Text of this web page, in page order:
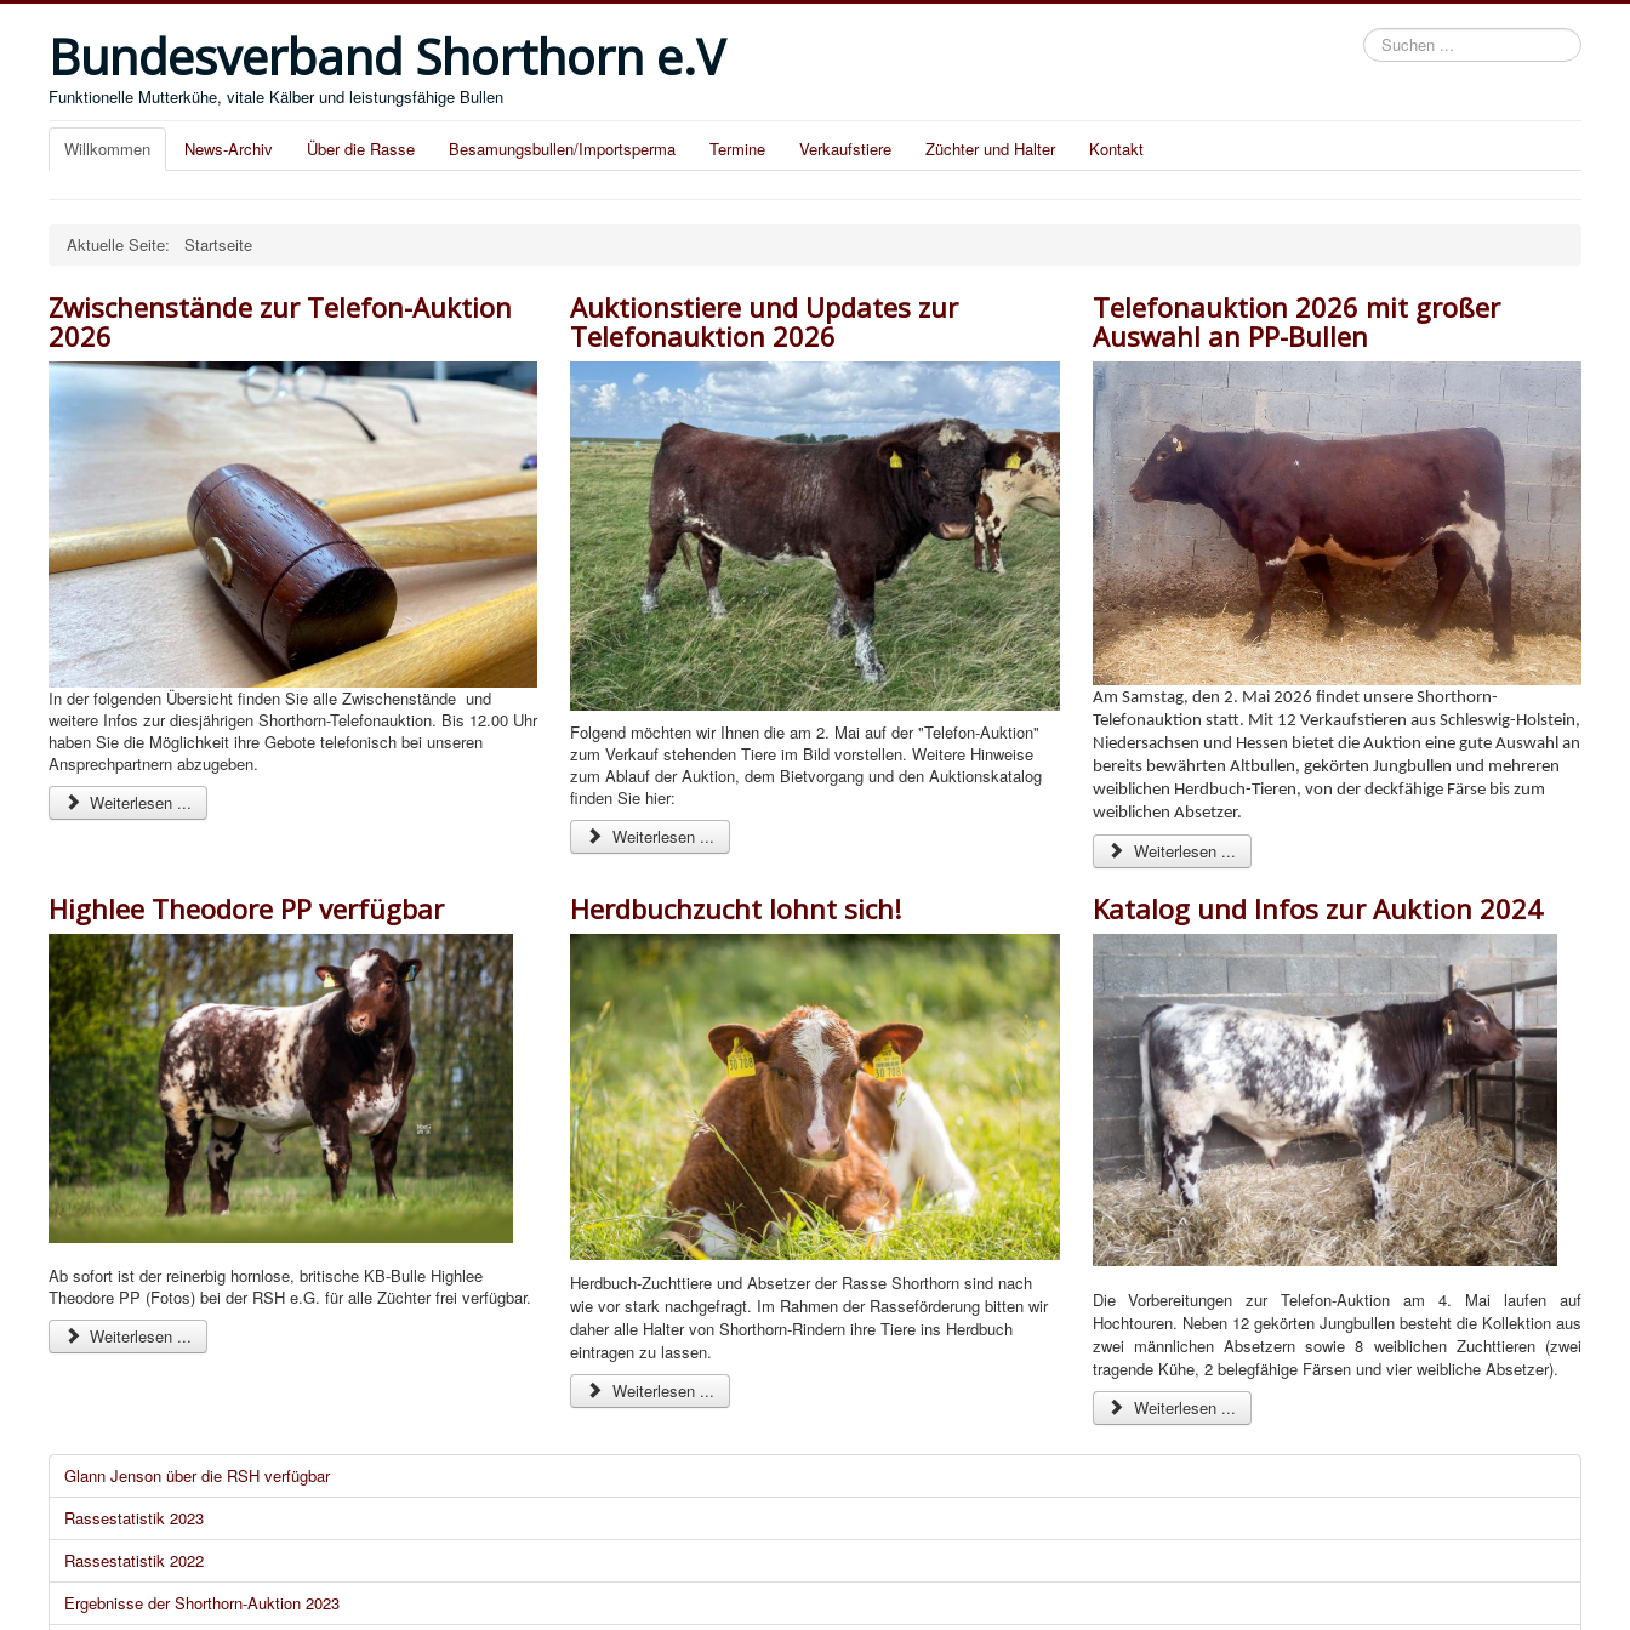
Bundesverband Shorthorn e.V
Funktionelle Mutterkühe, vitale Kälber und leistungsfähige Bullen
Suchen
...
Willkommen News-Archiv Über die Rasse Besamungsbullen/Importsperma Termine Verkaufstiere Züchter und Halter Kontakt
Aktuelle Seite: Startseite
Zwischenstände zur Telefon-Auktion
2026
In der folgenden Übersicht finden Sie alle Zwischenstände und
weitere Infos zur diesjährigen Shorthorn-Telefonauktion. Bis 12.00 Uhr
haben Sie die Möglichkeit ihre Gebote telefonisch bei unseren
Ansprechpartnern abzugeben.
Weiterlesen ...
Auktionstiere und Updates zur
Telefonauktion 2026
Folgend möchten wir Ihnen die am 2. Mai auf der "Telefon-Auktion"
zum Verkauf stehenden Tiere im Bild vorstellen.Weitere Hinweise
zum Ablauf der Auktion, dem Bietvorgang und den Auktionskatalog
finden Sie hier:
Weiterlesen ...
Telefonauktion 2026 mit großer
Auswahl an PP-Bullen
Am Samstag, den 2. Mai 2026 findet unsere Shorthorn-
Telefonauktion statt. Mit 12 Verkaufstieren aus Schleswig-Holstein,
Niedersachsen und Hessen bietet die Auktion eine gute Auswahl an
bereits bewährten Altbullen, gekörten Jungbullen und mehreren
weiblichen Herdbuch-Tieren, von der deckfähige Färse bis zum
weiblichen Absetzer.
Weiterlesen ...
Highlee Theodore PP verfügbar
Ab sofort ist der reinerbig hornlose, britische KB-Bulle Highlee
Theodore PP (Fotos) bei der RSH e.G. für alle Züchter frei verfügbar.
Weiterlesen ...
Herdbuchzucht lohnt sich!
Herdbuch-Zuchttiere und Absetzer der Rasse Shorthorn sind nach
wie vor stark nachgefragt. Im Rahmen der Rasseförderung bitten wir
daher alle Halter von Shorthorn-Rindern ihre Tiere ins Herdbuch
eintragen zu lassen.
Weiterlesen ...
Katalog und Infos zur Auktion 2024
Die Vorbereitungen zur Telefon-Auktion am 4. Mai laufen auf
Hochtouren. Neben 12 gekörten Jungbullen besteht die Kollektion aus
zwei männlichen Absetzern sowie 8 weiblichen Zuchttieren (zwei
tragende Kühe, 2 belegfähige Färsen und vier weibliche Absetzer).
Weiterlesen ...
Glann Jenson über die RSH verfügbar
Rassestatistik 2023
Rassestatistik 2022
Ergebnisse der Shorthorn-Auktion 2023